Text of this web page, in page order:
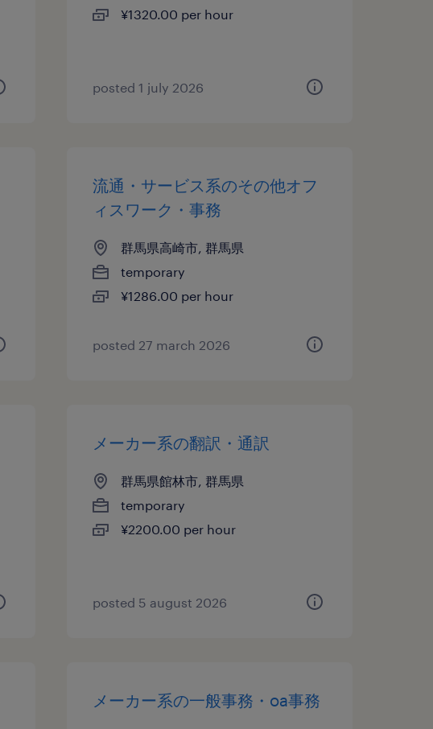
¥1320.00 per hour
posted 1 july 2026
流通・サービス系のその他オフ
ィスワーク・事務
群馬県高崎市, 群馬県
temporary
¥1286.00 per hour
posted 27 march 2026
メーカー系の翻訳・通訳
群馬県館林市, 群馬県
temporary
¥2200.00 per hour
posted 5 august 2026
メーカー系の一般事務・oa事務